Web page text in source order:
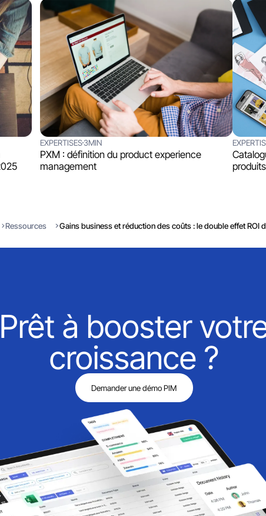
EXPERTISES3MIN
PXM : définition du product experience
management
produits
Ressources Gains business et réduction des coûts : le double effet ROI
Prêt à booster
croissance ?
Demander une démo PIM